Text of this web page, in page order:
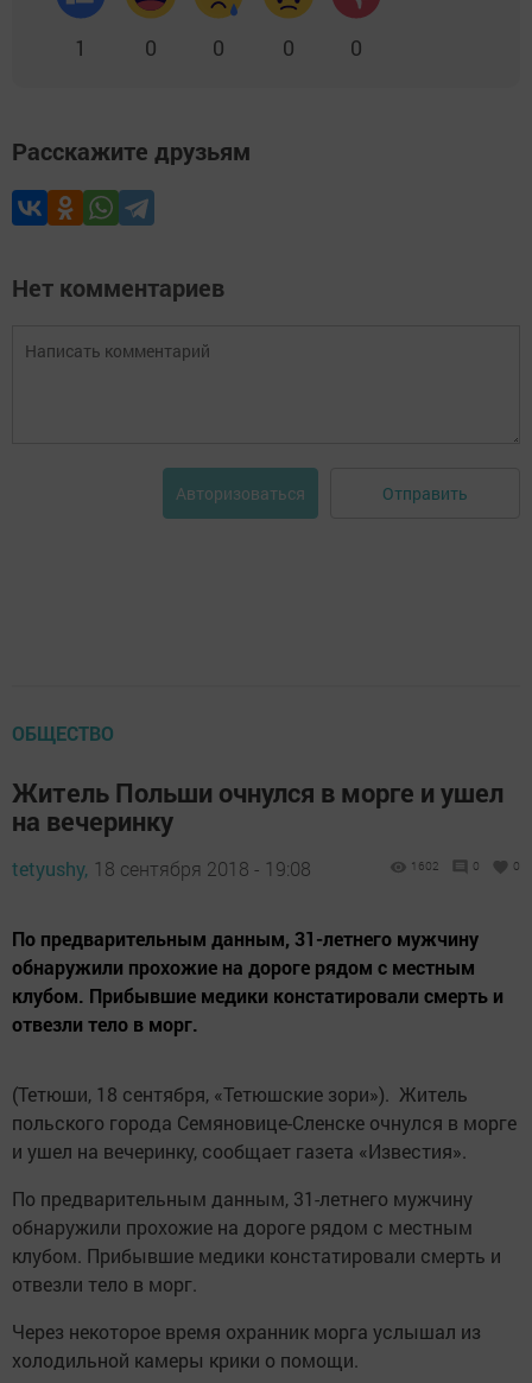
1 0 0 0 0
Расскажите друзьям
Нет комментариев
Авторизоваться Отправить
ОБЩЕСТВО
Житель Польши очнулся в морге и ушел
на вечеринку
tetyushy, 18 сентября 2018 - 19:08 1602 0 0
По предварительным данным, 31-летнего мужчину
обнаружили прохожие на дороге рядом с местным
клубом. Прибывшие медики констатировали смерть и
отвезли тело в морг.
(Тетюши, 18 сентября, «Тетюшские зори»). Житель
польского города Семяновице-Сленске очнулся в морге
и ушел на вечеринку, сообщает газета «Известия».
По предварительным данным, 31-летнего мужчину
обнаружили прохожие на дороге рядом с местным
клубом. Прибывшие медики констатировали смерть и
отвезли тело в морг.
Через некоторое время охранник морга услышал из
холодильной камеры крики о помощи.